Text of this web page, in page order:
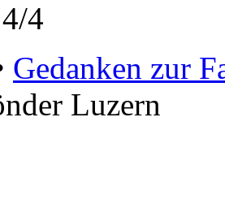
4
Gedanken zur
Luzern